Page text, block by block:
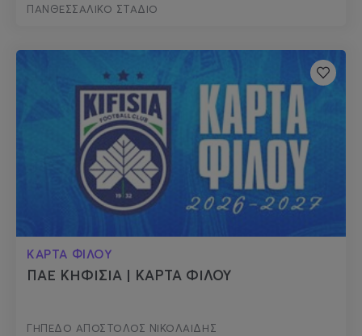
ΠΑΝΘΕΣΣΑΛΙΚΟ ΣΤΑΔΙΟ
ΚΑΡΤΑ ΦΙΛΟΥ
ΠΑΕ ΚΗΦΙΣΙΑ | ΚΑΡΤΑ ΦΙΛΟΥ
ΓΗΠΕΔΟ ΑΠΟΣΤΟΛΟΣ ΝΙΚΟΛΑΙΔΗΣ